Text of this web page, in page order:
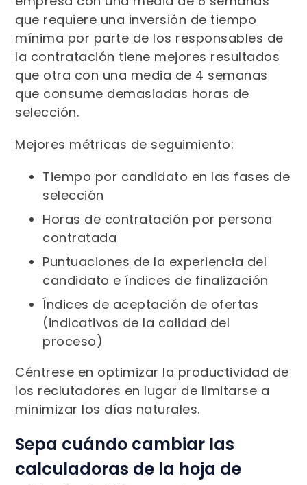
que requiere una inversión de tiempo
mínima por parte de los responsables de
la contratación tiene mejores resultados
que otra con una media de 4 semanas
que consume demasiadas horas de
selección.
Mejores métricas de seguimiento:
Tiempo por candidato en las fases de
selección
Horas de contratación por persona
contratada
Puntuaciones de la experiencia del
candidato e índices de finalización
Índices de aceptación de ofertas
(indicativos de la calidad del
proceso)
Céntrese en optimizar la productividad de
los reclutadores en lugar de limitarse a
minimizar los días naturales.
Sepa cuándo cambiar las
calculadoras de la hoja de